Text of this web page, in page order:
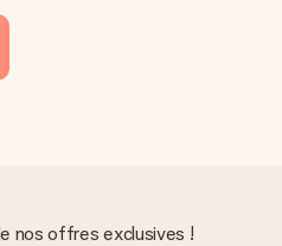
nos offres exclusives !